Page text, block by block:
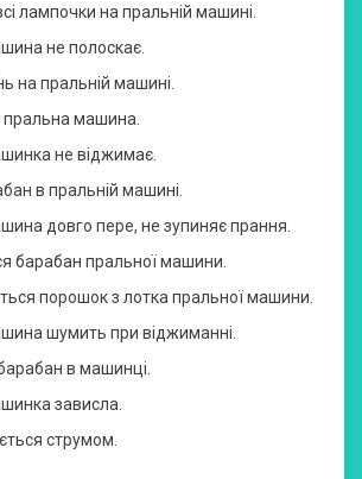
лампочки на пральній машині.
не полоскає.
на пральній машині.
пральна машина.
не віджимає.
в пральній машині.
довго пере, не зупиняє прання.
барабан пральної машини.
порошок з лотка пральної машини.
шумить при віджиманні.
в машинці.
зависла.
струмом.